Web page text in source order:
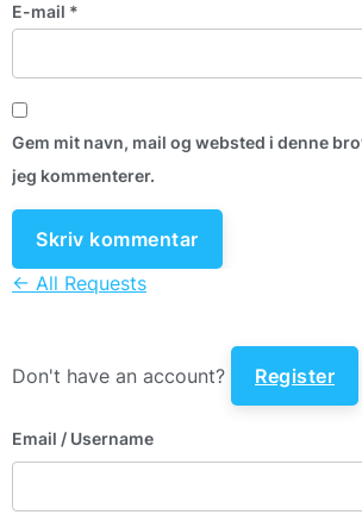
E-mail *
Gem mit navn, mail og websted i denne
jeg kommenterer.
← All Requests
Don't have an account? Register
Email / Username